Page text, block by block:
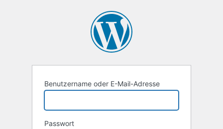
Benutzername oder E-Mail-Adresse
Passwort